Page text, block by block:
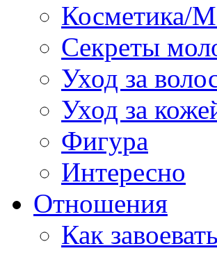
Косметика/
Секреты
Уход за
Уход за
Фигура
Интересно
Отношения
Как